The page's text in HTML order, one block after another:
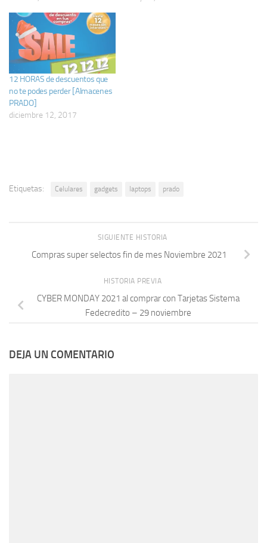
12 HORAS de descuentos que
no te podes perder [Almacenes
PRADO]
diciembre 12, 2017
Etiquetas: Celulares gadgets laptops prado
SIGUIENTE HISTORIA
Compras super selectos fin de mes Noviembre 2021
HISTORIA PREVIA
CYBER MONDAY 2021 al comprar con Tarjetas Sistema
Fedecredito – 29 noviembre
DEJA UN COMENTARIO